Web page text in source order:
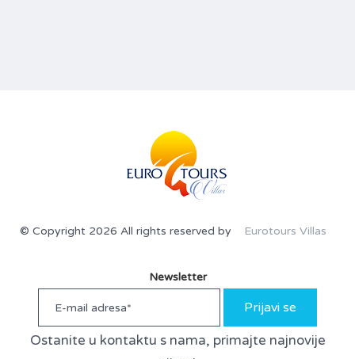
© Copyright 2026 All rights reserved by Eurotours Villas
Newsletter
Prijavi se
Ostanite u kontaktu s nama, primajte najnovije